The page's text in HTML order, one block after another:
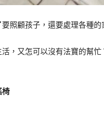
照顧孩子，還要處理各種的
，又怎可以沒有法寶的幫
椅